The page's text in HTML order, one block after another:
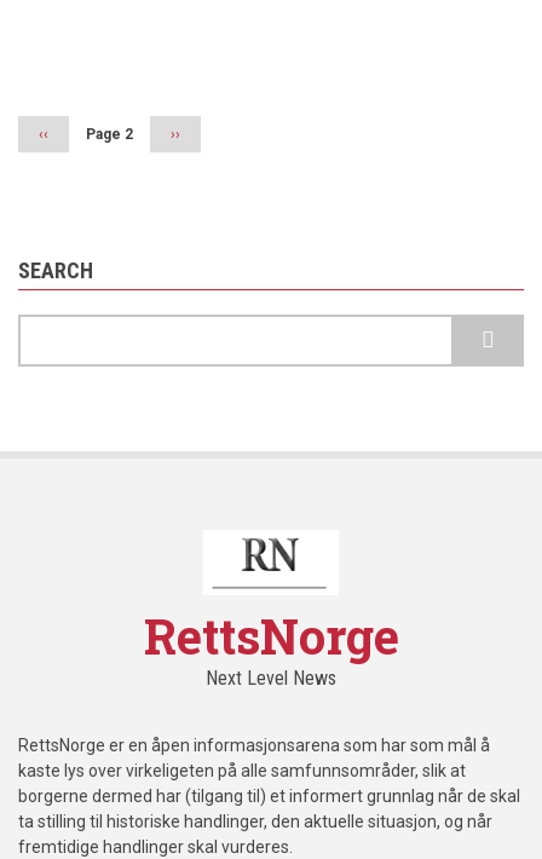
Previous
page
‹‹ Page 2
Next
page
››
SEARCH
RettsNorge
Next Level News
RettsNorge er en åpen informasjonsarena som har som mål å
kaste lys over virkeligeten på alle samfunnsområder, slik at
borgerne dermed har (tilgang til) et informert grunnlag når de skal
ta stilling til historiske handlinger, den aktuelle situasjon, og når
fremtidige handlinger skal vurderes.